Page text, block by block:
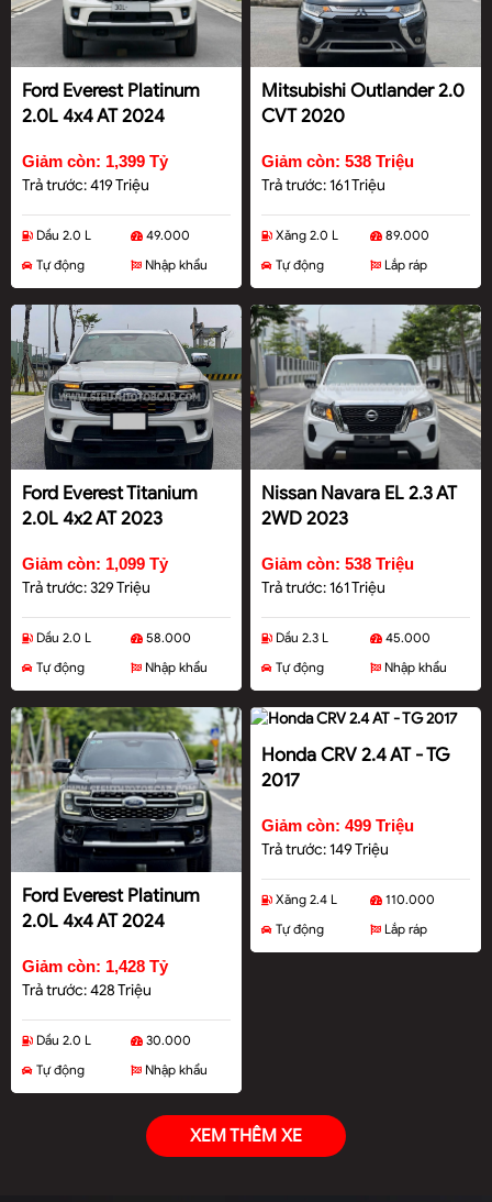
Ford Everest Platinum
2.0L 4x4 AT 2024
Giảm còn: 1,399 Tỷ
Trả trước: 419 Triệu
Dầu 2.0 L
49.000
Tự động
Nhập khẩu
Mitsubishi Outlander 2.0
CVT 2020
Giảm còn: 538 Triệu
Trả trước: 161 Triệu
Xăng 2.0 L
89.000
Tự động
Lắp ráp
Ford Everest Titanium
2.0L 4x2 AT 2023
Giảm còn: 1,099 Tỷ
Trả trước: 329 Triệu
Dầu 2.0 L
58.000
Tự động
Nhập khẩu
Nissan Navara EL 2.3 AT
2WD 2023
Giảm còn: 538 Triệu
Trả trước: 161 Triệu
Dầu 2.3 L
45.000
Tự động
Nhập khẩu
Ford Everest Platinum
2.0L 4x4 AT 2024
Giảm còn: 1,428 Tỷ
Trả trước: 428 Triệu
Dầu 2.0 L
30.000
Tự động
Nhập khẩu
Honda CRV 2.4 AT - TG
2017
Giảm còn: 499 Triệu
Trả trước: 149 Triệu
Xăng 2.4 L
110.000
Tự động
Lắp ráp
XEM THÊM XE